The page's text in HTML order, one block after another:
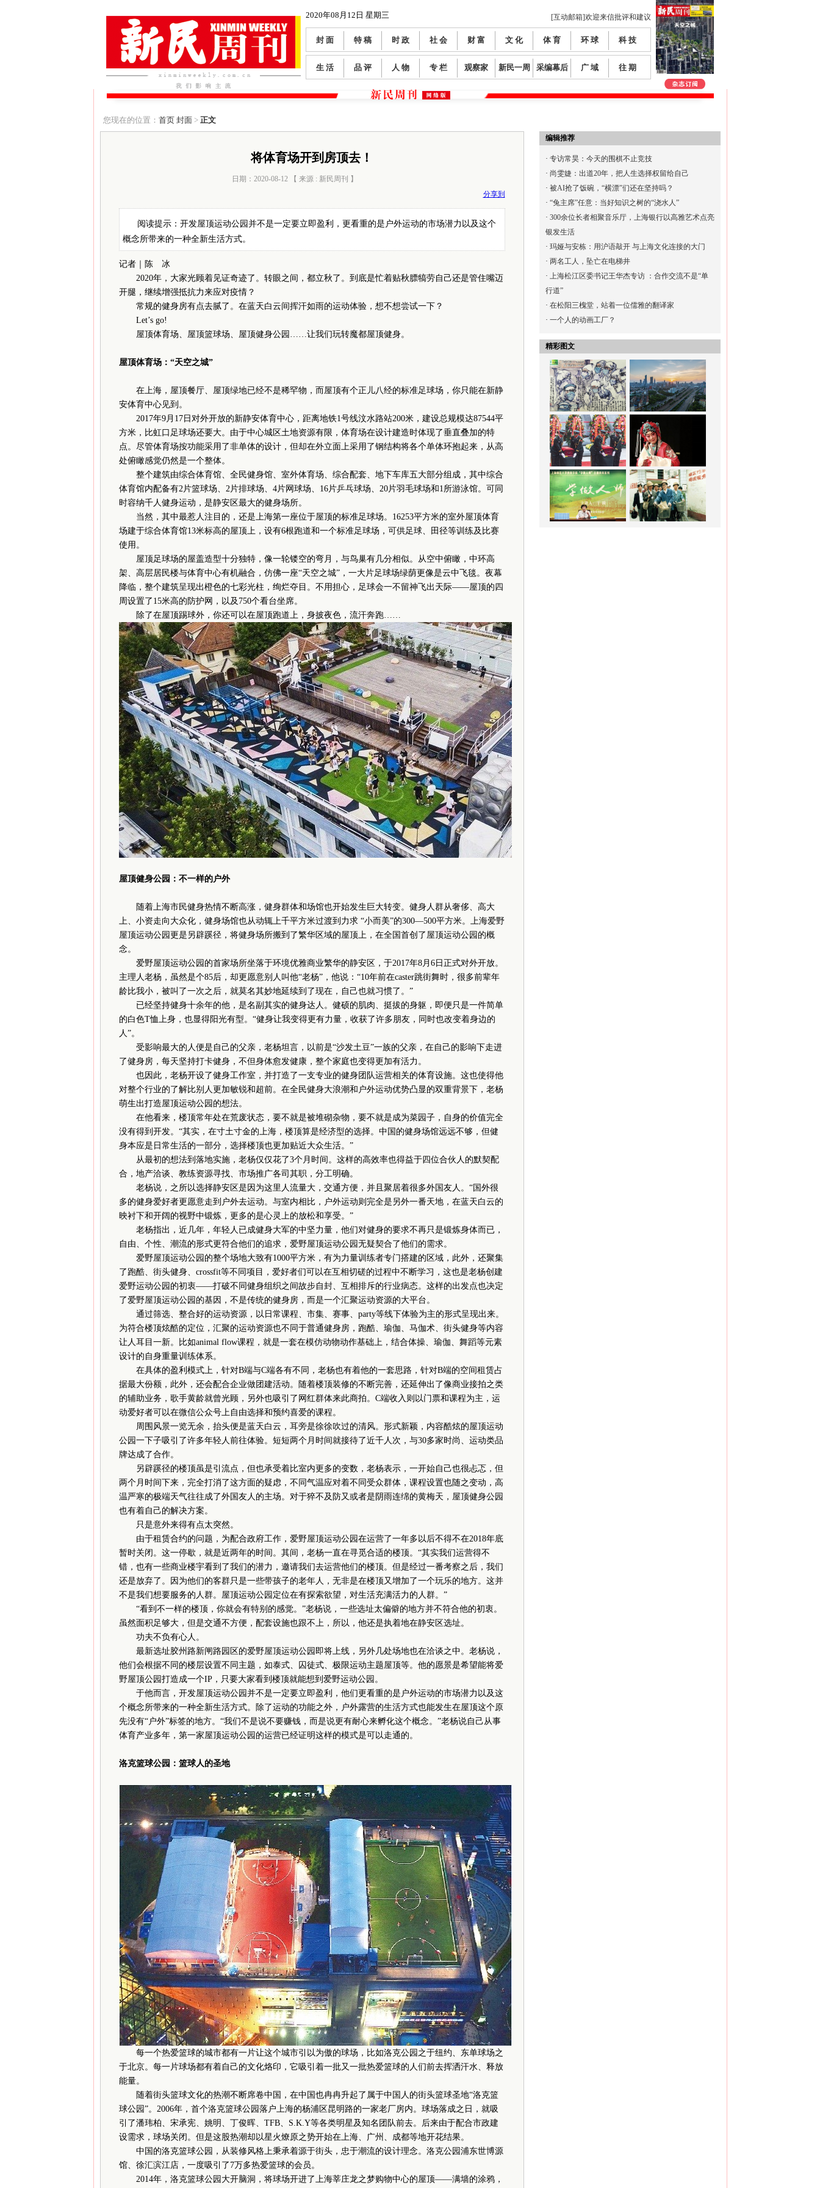
2020年08月12日 星期三 [互动邮箱]欢迎来信批评和建议
封 面 特 稿 时 政 社 会 财 富 文 化 体 育 环 球 科 技
生 活 品 评 人 物 专 栏 观察家 新民一周 采编幕后 广 域 往 期
您现在的位置： 首页 封面> 正文
将体育场开到房顶去！
日期：2020-08-12 【 来源 : 新民周刊 】
分享到
阅读提示：开发屋顶运动公园并不是一定要立即盈利，更看重的是户外运动的市场潜力以及这个
概念所带来的一种全新生活方式。
记者｜陈 冰
2020年，大家光顾着见证奇迹了。转眼之间，都立秋了。到底是忙着贴秋膘犒劳自己还是管住嘴迈
开腿，继续增强抵抗力来应对疫情？
常规的健身房有点去腻了。在蓝天白云间挥汗如雨的运动体验，想不想尝试一下？
Let’s go!
屋顶体育场、屋顶篮球场、屋顶健身公园……让我们玩转魔都屋顶健身。
屋顶体育场：“天空之城”
在上海，屋顶餐厅、屋顶绿地已经不是稀罕物，而屋顶有个正儿八经的标准足球场，你只能在新静
安体育中心见到。
2017年9月17日对外开放的新静安体育中心，距离地铁1号线汶水路站200米，建设总规模达87544平
方米，比虹口足球场还要大。由于中心城区土地资源有限，体育场在设计建造时体现了垂直叠加的特
点。尽管体育场按功能采用了非单体的设计，但却在外立面上采用了钢结构将各个单体环抱起来，从高
处俯瞰感觉仍然是一个整体。
整个建筑由综合体育馆、全民健身馆、室外体育场、综合配套、地下车库五大部分组成，其中综合
体育馆内配备有2片篮球场、2片排球场、4片网球场、16片乒乓球场、20片羽毛球场和1所游泳馆。可同
时容纳千人健身运动，是静安区最大的健身场所。
当然，其中最惹人注目的，还是上海第一座位于屋顶的标准足球场。16253平方米的室外屋顶体育
场建于综合体育馆13米标高的屋顶上，设有6根跑道和一个标准足球场，可供足球、田径等训练及比赛
使用。
屋顶足球场的屋盖造型十分独特，像一轮镂空的弯月，与鸟巢有几分相似。从空中俯瞰，中环高
架、高层居民楼与体育中心有机融合，仿佛一座“天空之城”，一大片足球场绿荫更像是云中飞毯。夜幕
降临，整个建筑呈现出橙色的七彩光柱，绚烂夺目。不用担心，足球会一不留神飞出天际——屋顶的四
周设置了15米高的防护网，以及750个看台坐席。
除了在屋顶踢球外，你还可以在屋顶跑道上，身披夜色，流汗奔跑……
屋顶健身公园：不一样的户外
随着上海市民健身热情不断高涨，健身群体和场馆也开始发生巨大转变。健身人群从奢侈、高大
上、小资走向大众化，健身场馆也从动辄上千平方米过渡到力求 “小而美”的300—500平方米。上海爱野
屋顶运动公园更是另辟蹊径，将健身场所搬到了繁华区域的屋顶上，在全国首创了屋顶运动公园的概
念。
爱野屋顶运动公园的首家场所坐落于环境优雅商业繁华的静安区，于2017年8月6日正式对外开放。
主理人老杨，虽然是个85后，却更愿意别人叫他“老杨”，他说：“10年前在caster跳街舞时，很多前辈年
龄比我小，被叫了一次之后，就莫名其妙地延续到了现在，自己也就习惯了。”
已经坚持健身十余年的他，是名副其实的健身达人。健硕的肌肉、挺拔的身躯，即便只是一件简单
的白色T恤上身，也显得阳光有型。“健身让我变得更有力量，收获了许多朋友，同时也改变着身边的
人”。
受影响最大的人便是自己的父亲，老杨坦言，以前是“沙发土豆”一族的父亲，在自己的影响下走进
了健身房，每天坚持打卡健身，不但身体愈发健康，整个家庭也变得更加有活力。
也因此，老杨开设了健身工作室，并打造了一支专业的健身团队运营相关的体育设施。这也使得他
对整个行业的了解比别人更加敏锐和超前。在全民健身大浪潮和户外运动优势凸显的双重背景下，老杨
萌生出打造屋顶运动公园的想法。
在他看来，楼顶常年处在荒废状态，要不就是被堆砌杂物，要不就是成为菜园子，自身的价值完全
没有得到开发。“其实，在寸土寸金的上海，楼顶算是经济型的选择。中国的健身场馆远远不够，但健
身本应是日常生活的一部分，选择楼顶也更加贴近大众生活。”
从最初的想法到落地实施，老杨仅仅花了3个月时间。这样的高效率也得益于四位合伙人的默契配
合，地产洽谈、教练资源寻找、市场推广各司其职，分工明确。
老杨说，之所以选择静安区是因为这里人流量大，交通方便，并且聚居着很多外国友人。“国外很
多的健身爱好者更愿意走到户外去运动。与室内相比，户外运动则完全是另外一番天地，在蓝天白云的
映衬下和开阔的视野中锻炼，更多的是心灵上的放松和享受。”
老杨指出，近几年，年轻人已成健身大军的中坚力量，他们对健身的要求不再只是锻炼身体而已，
自由、个性、潮流的形式更符合他们的追求，爱野屋顶运动公园无疑契合了他们的需求。
爱野屋顶运动公园的整个场地大致有1000平方米，有为力量训练者专门搭建的区域，此外，还聚集
了跑酷、街头健身、crossfit等不同项目，爱好者们可以在互相切磋的过程中不断学习，这也是老杨创建
爱野运动公园的初衷——打破不同健身组织之间故步自封、互相排斥的行业病态。这样的出发点也决定
了爱野屋顶运动公园的基因，不是传统的健身房，而是一个汇聚运动资源的大平台。
通过筛选、整合好的运动资源，以日常课程、市集、赛事、party等线下体验为主的形式呈现出来。
为符合楼顶炫酷的定位，汇聚的运动资源也不同于普通健身房，跑酷、瑜伽、马伽术、街头健身等内容
让人耳目一新。比如animal flow课程，就是一套在模仿动物动作基础上，结合体操、瑜伽、舞蹈等元素
设计的自身重量训练体系。
在具体的盈利模式上，针对B端与C端各有不同，老杨也有着他的一套思路，针对B端的空间租赁占
据最大份额，此外，还会配合企业做团建活动。随着楼顶装修的不断完善，还延伸出了像商业接拍之类
的辅助业务，歌手黄龄就曾光顾，另外也吸引了网红群体来此商拍。C端收入则以门票和课程为主，运
动爱好者可以在微信公众号上自由选择和预约喜爱的课程。
周围风景一览无余，抬头便是蓝天白云，耳旁是徐徐吹过的清风。形式新颖，内容酷炫的屋顶运动
公园一下子吸引了许多年轻人前往体验。短短两个月时间就接待了近千人次，与30多家时尚、运动类品
牌达成了合作。
另辟蹊径的楼顶虽是引流点，但也承受着比室内更多的变数，老杨表示，一开始自己也很忐忑，但
两个月时间下来，完全打消了这方面的疑虑，不同气温应对着不同受众群体，课程设置也随之变动，高
温严寒的极端天气往往成了外国友人的主场。对于猝不及防又或者是阴雨连绵的黄梅天，屋顶健身公园
也有着自己的解决方案。
只是意外来得有点太突然。
由于租赁合约的问题，为配合政府工作，爱野屋顶运动公园在运营了一年多以后不得不在2018年底
暂时关闭。这一停歇，就是近两年的时间。其间，老杨一直在寻觅合适的楼顶。“其实我们运营得不
错，也有一些商业楼宇看到了我们的潜力，邀请我们去运营他们的楼顶。但是经过一番考察之后，我们
还是放弃了。因为他们的客群只是一些带孩子的老年人，无非是在楼顶又增加了一个玩乐的地方。这并
不是我们想要服务的人群。屋顶运动公园定位在有探索欲望，对生活充满活力的人群。”
“看到不一样的楼顶，你就会有特别的感觉。”老杨说，一些选址太偏僻的地方并不符合他的初衷。
虽然面积足够大，但是交通不方便，配套设施也跟不上，所以，他还是执着地在静安区选址。
功夫不负有心人。
最新选址胶州路新闸路园区的爱野屋顶运动公园即将上线，另外几处场地也在洽谈之中。老杨说，
他们会根据不同的楼层设置不同主题，如泰式、囚徒式、极限运动主题屋顶等。他的愿景是希望能将爱
野屋顶公园打造成一个IP，只要大家看到楼顶就能想到爱野运动公园。
于他而言，开发屋顶运动公园并不是一定要立即盈利，他们更看重的是户外运动的市场潜力以及这
个概念所带来的一种全新生活方式。除了运动的功能之外，户外露营的生活方式也能发生在屋顶这个原
先没有“户外”标签的地方。“我们不是说不要赚钱，而是说更有耐心来孵化这个概念。”老杨说自己从事
体育产业多年，第一家屋顶运动公园的运营已经证明这样的模式是可以走通的。
洛克篮球公园：篮球人的圣地
每一个热爱篮球的城市都有一片让这个城市引以为傲的球场，比如洛克公园之于纽约、东单球场之
于北京。每一片球场都有着自己的文化烙印，它吸引着一批又一批热爱篮球的人们前去挥洒汗水、释放
能量。
随着街头篮球文化的热潮不断席卷中国，在中国也冉冉升起了属于中国人的街头篮球圣地“洛克篮
球公园”。2006年，首个洛克篮球公园落户上海的杨浦区昆明路的一家老厂房内。球场落成之日，就吸
引了潘玮柏、宋承宪、姚明、丁俊晖、TFB、S.K.Y等各类明星及知名团队前去。后来由于配合市政建
设需求，球场关闭。但是这股热潮却以星火燎原之势开始在上海、广州、成都等地开花结果。
中国的洛克篮球公园，从装修风格上秉承着源于街头，忠于潮流的设计理念。洛克公园浦东世博源
馆、徐汇滨江店，一度吸引了7万多热爱篮球的会员。
2014年，洛克篮球公园大开脑洞，将球场开进了上海莘庄龙之梦购物中心的屋顶——满墙的涂鸦，
编辑推荐
· 专访常昊：今天的围棋不止竞技
· 尚雯婕：出道20年，把人生选择权留给自己
· 被AI抢了饭碗，“横漂”们还在坚持吗？
· “兔主席”任意：当好知识之树的“浇水人”
· 300余位长者相聚音乐厅，上海银行以高雅艺术点亮
银发生活
· 玛娅与安栋：用沪语敲开 与上海文化连接的大门
· 两名工人，坠亡在电梯井
· 上海松江区委书记王华杰专访 ：合作交流不是“单
行道”
· 在松阳三槐堂，站着一位儒雅的翻译家
· 一个人的动画工厂？
精彩图文